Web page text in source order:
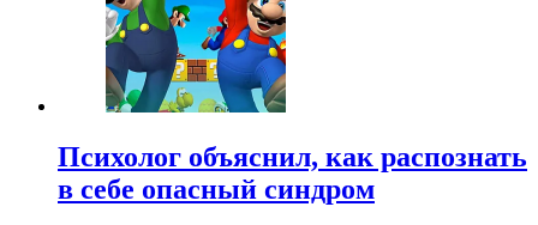
Психолог объяснил, как распознать
в себе опасный синдром